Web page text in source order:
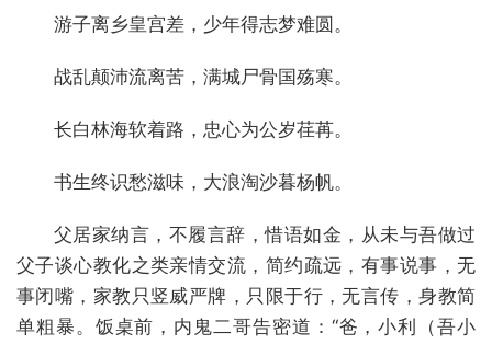
游子离乡皇宫差，少年得志梦难圆。
战乱颠沛流离苦，满城尸骨国殇寒。
长白林海软着路，忠心为公岁荏苒。
书生终识愁滋味，大浪淘沙暮杨帆。
父居家纳言，不履言辞，惜语如金，从未与吾做过
父子谈心教化之类亲情交流，简约疏远，有事说事，无
事闭嘴，家教只竖威严牌，只限于行，无言传，身教简
单粗暴。饭桌前，内鬼二哥告密道：“爸，小利（吾小